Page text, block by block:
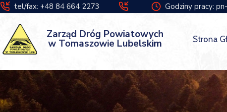
tel/fax: +48 84 664 2273 Godziny pracy:
Zarząd Dróg Powiatowych
w Tomaszowie Lubelskim Strona